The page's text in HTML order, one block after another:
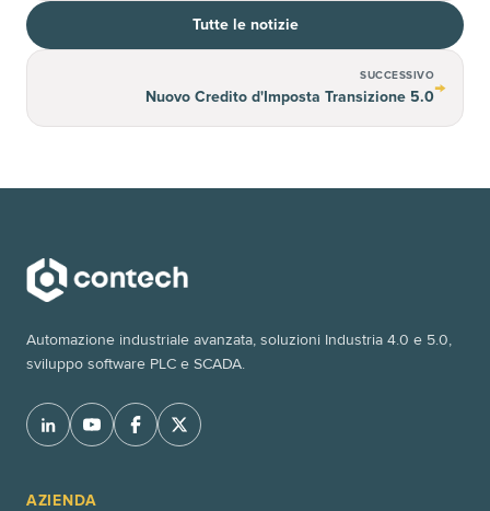
Tutte le notizie
SUCCESSIVO
Nuovo Credito d'Imposta Transizione 5.0→
Automazione industriale avanzata, soluzioni Industria 4.0 e 5.0,
sviluppo software PLC e SCADA.
AZIENDA